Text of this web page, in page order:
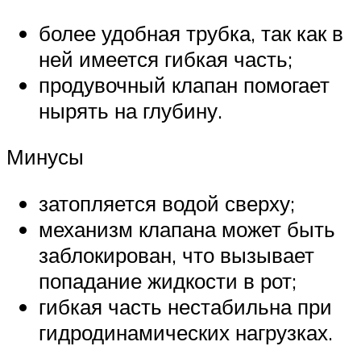
более удобная трубка, так как в
ней имеется гибкая часть;
продувочный клапан помогает
нырять на глубину.
Минусы
затопляется водой сверху;
механизм клапана может быть
заблокирован, что вызывает
попадание жидкости в рот;
гибкая часть нестабильна при
гидродинамических нагрузках.